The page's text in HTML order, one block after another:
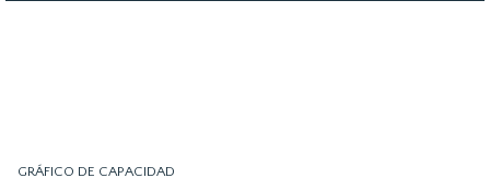
GRÁFICO DE CAPACIDAD